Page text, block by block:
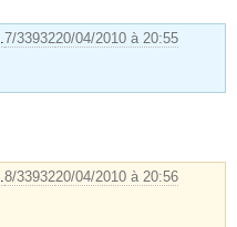
7/3393220/04/2010 à 20:55
8/3393220/04/2010 à 20:56